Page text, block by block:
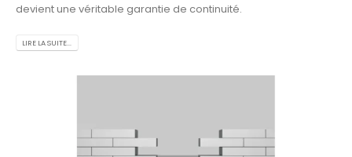
devient une véritable garantie de continuité.
LIRE LA SUITE...